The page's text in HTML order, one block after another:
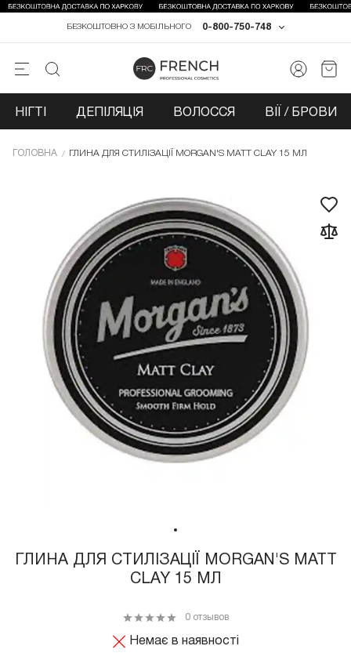
0-800-750-748
БЕЗКОШТОВНО З МОБІЛЬНОГО
НІГТІ ДЕПІЛЯЦІЯ ВОЛОССЯ ВІЇ / БРОВИ
ГОЛОВНА ГЛИНА ДЛЯ СТИЛІЗАЦІЇ MORGAN'S MATT CLAY 15 МЛ
ГЛИНА ДЛЯ СТИЛІЗАЦІЇ MORGAN'S MATT
CLAY 15 МЛ
Немає в наявності
0 отзывов